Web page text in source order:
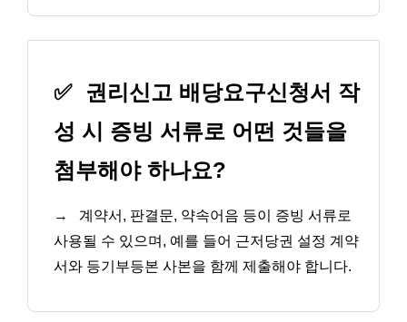
✅
권리신고 배당요구신청서 작
성 시 증빙 서류로 어떤 것들을
첨부해야 하나요?
→
계약서, 판결문, 약속어음 등이 증빙 서류로
사용될 수 있으며, 예를 들어 근저당권 설정 계약
서와 등기부등본 사본을 함께 제출해야 합니다.